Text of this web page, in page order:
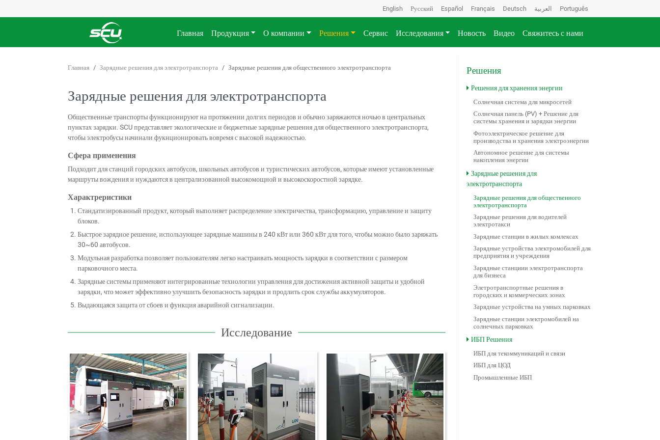
English Русский Español Français Deutsch العربية Português
Главная Продукция О компании Решения Сервис Исследования Новость Видео Свяжитесь с нами
Главная Зарядные решения для электротранспорта Зарядные решения для общественного электротранспорта
Зарядные решения для электротранспорта
Общественные транспорты функционируют на протяжении долгих периодов и обычно заряжаются ночью в центральных
пунктах зарядки. SCU представляет экологические и бюджетные зарядные решения для общественного электротранспорта,
чтобы электробусы начинали фукнционировать вовремя с высокой надежностью.
Сфера применения
Подходит для станций городских автобусов, школьных автобусов и туристических автобусов, которые имеют установленные
маршруты вождения и нуждаются в централизованной высокомощной и высокоскоростной зарядке.
Характреристики
Стандатизированный продукт, который выполняет распределение электричества, трансформацию, управление и защиту
блоков.
Быстрое зарядное решение, использующее зарядные машины в 240 кВт или 360 кВт для того, чтобы можно было заряжать
30~60 автобусов.
Модульная разработка позволяет пользователям легко настраивать мощность зарядки в соответствии с размером
парковочного места.
Зарядные системы применяют интегрированные технологии управления для достижения активной защиты и удобной
зарядки, что может эффективно улучшить безопасность зарядки и продлить срок службы аккумуляторов.
Выдающаяся защита от сбоев и функция аварийной сигнализации.
Исследование
Решения
Решения для хранения энергии
Солнечная система для микросетей
Солнечная панель (PV) + Решение для
системы хранения и зарядки энергии
Фотоэлектрическое решение для
производства и хранения электроэнергии
Автономное решение для системы
накопления энергии
Зарядные решения для
электротранспорта
Зарядные решения для общественного
электротранспорта
Зарядные решения для водителей
электротакси
Зарядные станции в жилых комлексах
Зарядные устройства электромобилей для
предприятия и учреждения
Зарядные станциии электротранспорта
для бизнеса
Элетротранспортные решения в
городских и коммерческих зонах
Зарядные устройства на умных парковках
Зарядные станции электромобилей на
солнечных парковках
ИБП Решения
ИБП для текоммуникаций и связи
ИБП для ЦОД
Промышленные ИБП